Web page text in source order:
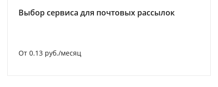
Выбор сервиса для почтовых рассылок
От 0.13 руб./месяц